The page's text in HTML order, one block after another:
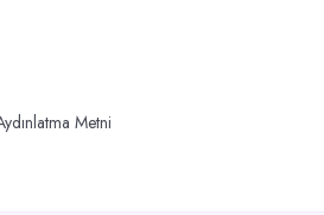
Metni